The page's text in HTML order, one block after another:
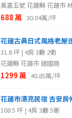
黃嘉五號 花蓮縣 花蓮市
688 萬 30.04萬/坪
花蓮古典日式風格老屋
31.8 坪 | 4房 3廳 2衛
花蓮縣 花蓮市 建國路
1299 萬 40.85萬/坪
花蓮市漂亮民宿 吉安房
108.5 坪 | 4房 3廳 5衛